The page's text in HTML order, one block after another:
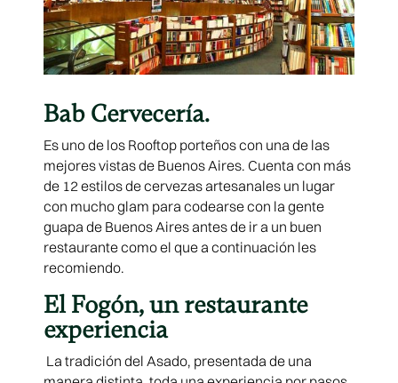
Bab Cervecería.
Es uno de los Rooftop porteños con una de las
mejores vistas de Buenos Aires. Cuenta con más
de 12 estilos de cervezas artesanales un lugar
con mucho glam para codearse con la gente
guapa de Buenos Aires antes de ir a un buen
restaurante como el que a continuación les
recomiendo.
El Fogón, un restaurante
experiencia
La tradición del Asado, presentada de una